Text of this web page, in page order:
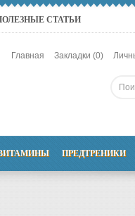
СТАТЬИ
Главная Закладки (0)
ПРЕДТРЕНИКИ